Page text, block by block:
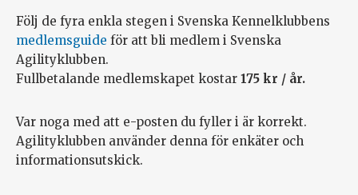
Följ de fyra enkla stegen i Svenska Kennelklubbens
medlemsguide för att bli medlem i Svenska
Agilityklubben.
Fullbetalande medlemskapet kostar 175 kr / år.
Var noga med att e-posten du fyller i är korrekt.
Agilityklubben använder denna för enkäter och
informationsutskick.